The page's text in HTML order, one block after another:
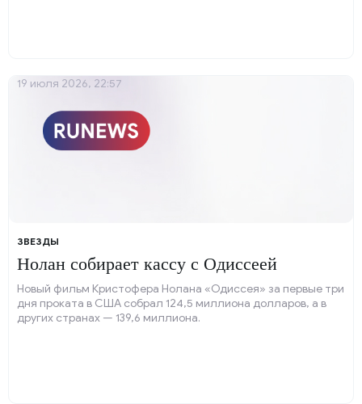
ЗВЕЗДЫ
Нолан собирает кассу с Одиссеей
Новый фильм Кристофера Нолана «Одиссея» за первые три
дня проката в США собрал 124,5 миллиона долларов, а в
других странах — 139,6 миллиона.
19 июля 2026, 22:57